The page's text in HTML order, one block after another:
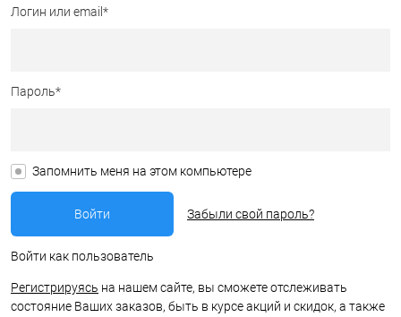
Логин или email*
Пароль*
Запомнить меня на этом компьютере
Забыли свой пароль?
Войти как пользователь
Регистрируясь на нашем сайте, вы сможете отслеживать
состояние Ваших заказов, быть в курсе акций и скидок, а также